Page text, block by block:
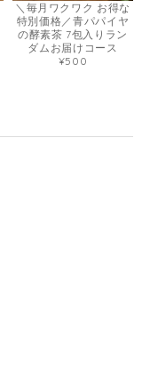
＼毎月ワクワク お得な
特別価格／青パパイヤ
の酵素茶 7包入りラン
ダムお届けコース
¥500